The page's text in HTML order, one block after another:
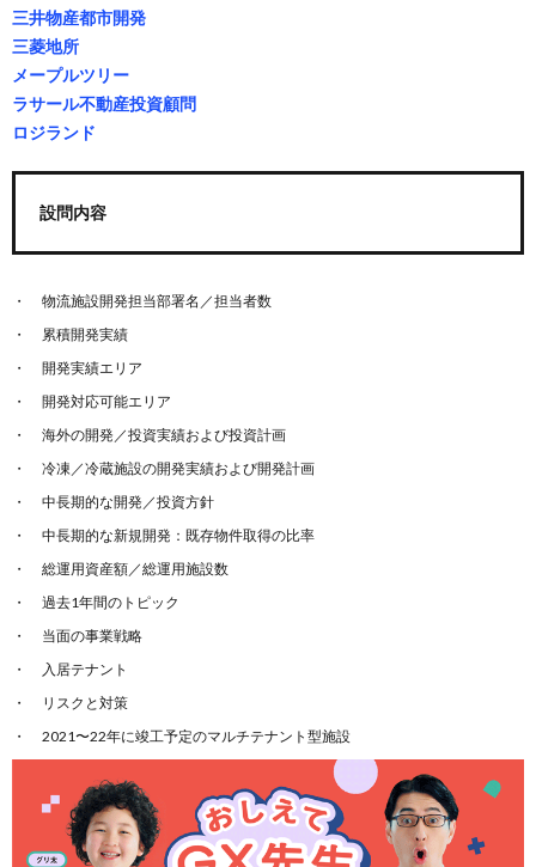
三井物産都市開発
三菱地所
メープルツリー
ラサール不動産投資顧問
ロジランド
設問内容
物流施設開発担当部署名／担当者数
累積開発実績
開発実績エリア
開発対応可能エリア
海外の開発／投資実績および投資計画
冷凍／冷蔵施設の開発実績および開発計画
中長期的な開発／投資方針
中長期的な新規開発：既存物件取得の比率
総運用資産額／総運用施設数
過去1年間のトピック
当面の事業戦略
入居テナント
リスクと対策
2021〜22年に竣工予定のマルチテナント型施設